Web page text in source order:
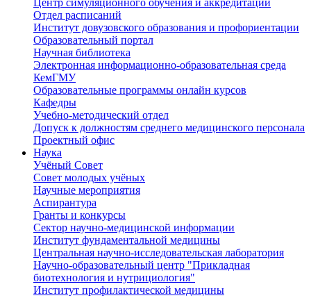
Центр симуляционного обучения и аккредитации
Отдел расписаний
Институт довузовского образования и профориентации
Образовательный портал
Научная библиотека
Электронная информационно-образовательная среда
КемГМУ
Образовательные программы онлайн курсов
Кафедры
Учебно-методический отдел
Допуск к должностям среднего медицинского персонала
Проектный офис
Наука
Учёный Cовет
Совет молодых учёных
Научные мероприятия
Аспирантура
Гранты и конкурсы
Сектор научно-медицинской информации
Институт фундаментальной медицины
Центральная научно-исследовательская лаборатория
Научно-образовательный центр "Прикладная
биотехнология и нутрициология"
Институт профилактической медицины